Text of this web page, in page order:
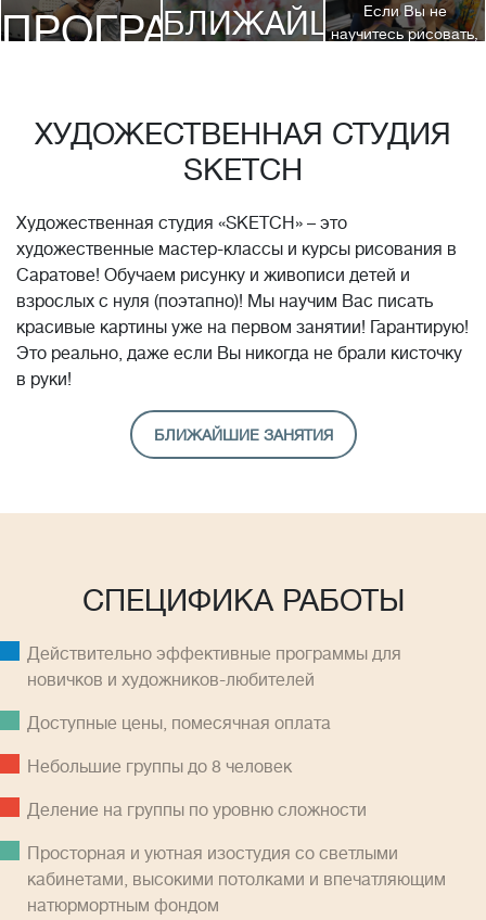
ПРОГРАММЫ
БЛИЖАЙШИЕЕсли Вы не
научитесь рисовать,
стоимость обучения!*
ХУДОЖЕСТВЕННАЯ СТУДИЯ
SKETCH
Художественная студия «SKETCH» – это
художественные мастер-классы и курсы рисования в
Саратове! Обучаем рисунку и живописи детей и
взрослых с нуля (поэтапно)! Мы научим Вас писать
красивые картины уже на первом занятии! Гарантирую!
Это реально, даже если Вы никогда не брали кисточку
в руки!
БЛИЖАЙШИЕ ЗАНЯТИЯ
СПЕЦИФИКА РАБОТЫ
Действительно эффективные программы для
новичков и художников-любителей
Доступные цены, помесячная оплатa
Небольшие группы до 8 человек
Деление на группы по уровню сложности
Просторная и уютная изостудия со светлыми
кабинетами, высокими потолками и впечатляющим
натюрмортным фондом